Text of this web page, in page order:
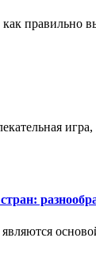
правильно